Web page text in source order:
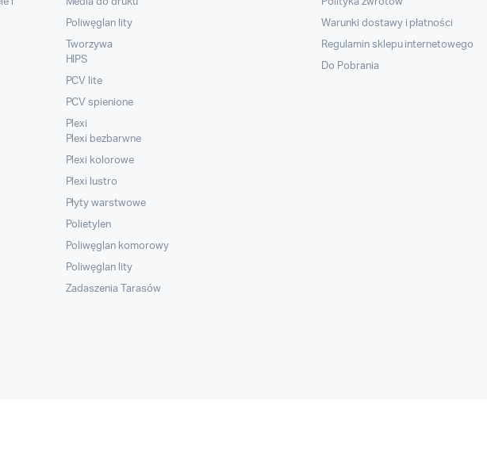
Poliwęglan lity
Tworzywa
HIPS
PCV lite
PCV spienione
Plexi
Plexi bezbarwne
Plexi kolorowe
Plexi lustro
Płyty warstwowe
Polietylen
Poliwęglan komorowy
Poliwęglan lity
Zadaszenia Tarasów
Warunki dostawy i płatności
Regulamin sklepu internetowego
Do Pobrania